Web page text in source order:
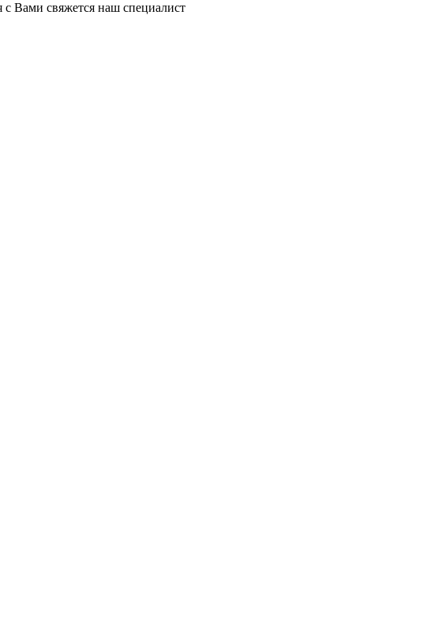
Вами свяжется наш специалист